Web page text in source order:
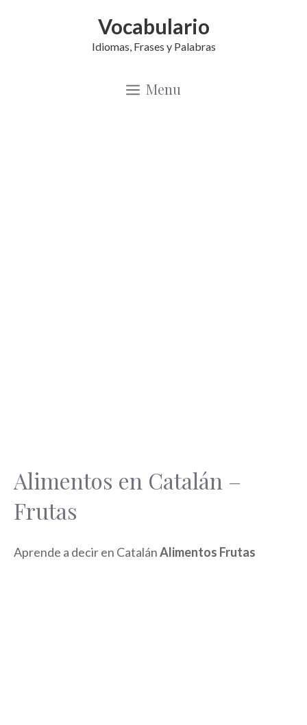
Vocabulario
Idiomas, Frases y Palabras
Menu
Alimentos en Catalán –
Frutas
Aprende a decir en CatalánAlimentos Frutas